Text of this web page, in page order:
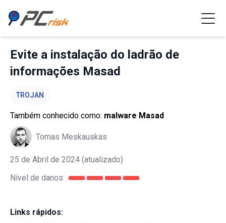
Evite a instalação do ladrão de
informações Masad
TROJAN
Também conhecido como: malware Masad
Tomas Meskauskas
25 de Abril de 2024 (atualizado)
Nível de danos:
Links rápidos: